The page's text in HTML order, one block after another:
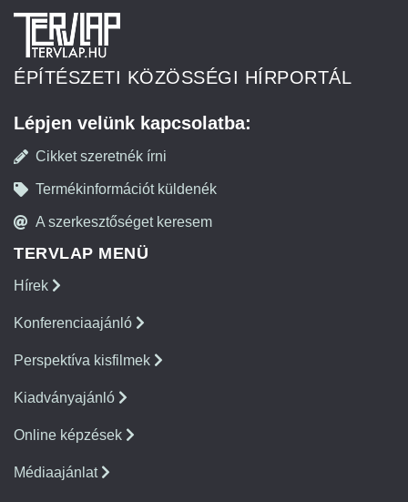
ÉPÍTÉSZETI KÖZÖSSÉGI HÍRPORTÁL
Lépjen velünk kapcsolatba:
Cikket szeretnék írni
Termékinformációt küldenék
A szerkesztőséget keresem
TERVLAP MENÜ
Hírek
Konferenciaajánló
Perspektíva kisfilmek
Kiadványajánló
Online képzések
Médiaajánlat